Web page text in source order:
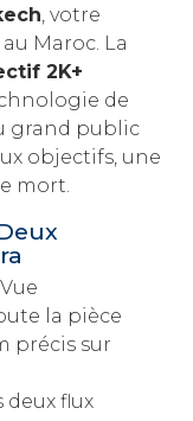
, votre
Maroc. La
2K+
de
grand public
objectifs, une
mort.
la pièce
précis sur
deux flux